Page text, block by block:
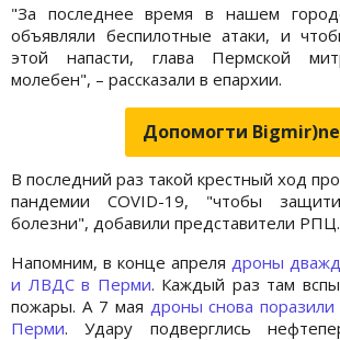
"За последнее время в нашем
объявляли беспилотные атаки, и
этой напасти, глава Пермской
молебен", – рассказали в епархии.
Допомогти
В последний раз такой крестный ход
пандемии COVID-19, "чтобы
болезни", добавили представители РПЦ.
Напомним, в конце апреля дроны
и ЛВДС в Перми. Каждый раз там
пожары. А 7 мая дроны снова
Перми. Удару подверглись